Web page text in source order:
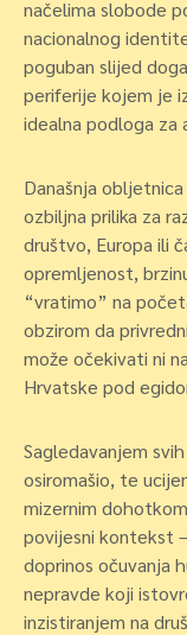
načelima slobode
nacionalnog
poguban slijed
periferije kojem je
idealna podloga za
Današnja
ozbiljna prilika za
društvo, Europa ili
opremljenost,
“vratimo” na
obzirom da
može očekivati ni
Hrvatske pod
Sagledavanjem
osiromašio, te
mizernim
povijesni kontekst
doprinos očuvanja
nepravde koji
inzistiranjem na